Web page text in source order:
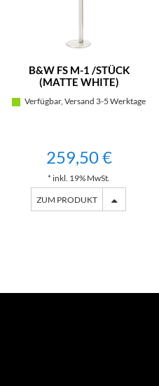
B&W FS M-1 /STÜCK
(MATTE WHITE)
Verfügbar, Versand 3-5 Werktage
259,50 €
* inkl. 19% MwSt.
ZUM PRODUKT